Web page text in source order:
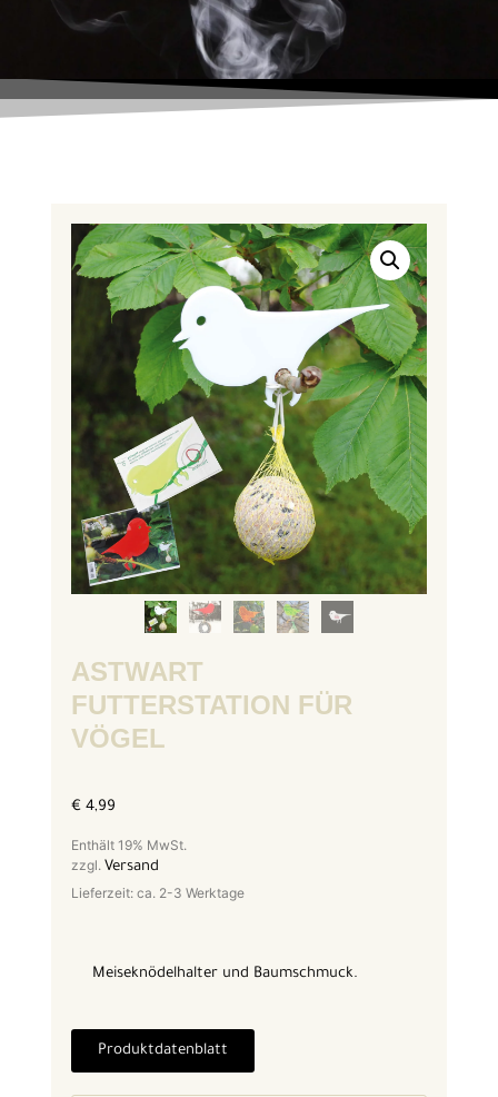
ASTWART
FUTTERSTATION FÜR
VÖGEL
€ 4,99
Enthält 19% MwSt.
zzgl.Versand
Lieferzeit: ca. 2-3 Werktage
Meiseknödelhalter und Baumschmuck.
Produktdatenblatt